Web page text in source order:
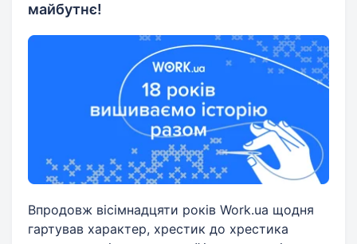
майбутнє!
Впродовж вісімнадцяти років Work.ua щодня
гартував характер, хрестик до хрестика